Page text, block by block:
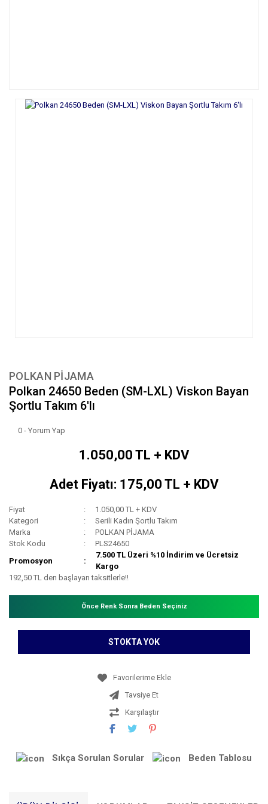
POLKAN PİJAMA
Polkan 24650 Beden (SM-LXL) Viskon Bayan
Şortlu Takım 6'lı
0 - Yorum Yap
1.050,00 TL + KDV
Adet Fiyatı: 175,00 TL + KDV
Fiyat
1.050,00 TL + KDV
Kategori
Serili Kadın Şortlu Takım
Marka
POLKAN PİJAMA
Stok Kodu
PLS24650
Promosyon
7.500 TL Üzeri %10 İndirim ve Ücretsiz
Kargo
192,50 TL den başlayan taksitlerle!!
Önce Renk Sonra Beden Seçiniz
STOKTA YOK
Tavsiye Et
Karşılaştır
Sıkça Sorulan Sorular Beden Tablosu